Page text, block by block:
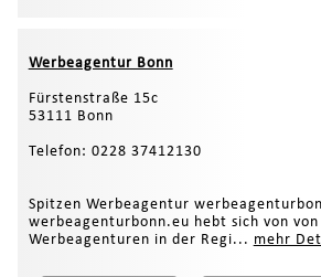
Werbeagentur Bonn
Fürstenstraße 15c
53111 Bonn
Telefon: 0228 37412130
Spitzen Werbeagentur
werbeagenturbonn.eu hebt sich von
Werbeagenturen in der Regi... mehr